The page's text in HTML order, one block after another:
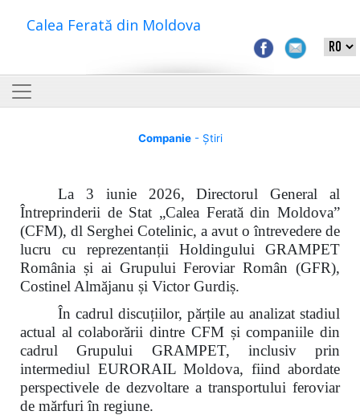
Calea Ferată din Moldova
Companie- Știri
La 3 iunie 2026, Directorul General al
Întreprinderii de Stat „Calea Ferată din Moldova”
(CFM), dl Serghei Cotelinic, a avut o întrevedere de
lucru cu reprezentanții Holdingului GRAMPET
România și ai Grupului Feroviar Român (GFR),
Costinel Almăjanu și Victor Gurdiș.
În cadrul discuțiilor, părțile au analizat stadiul
actual al colaborării dintre CFM și companiile din
cadrul Grupului GRAMPET, inclusiv prin
intermediul EURORAIL Moldova, fiind abordate
perspectivele de dezvoltare a transportului feroviar
de mărfuri în regiune.